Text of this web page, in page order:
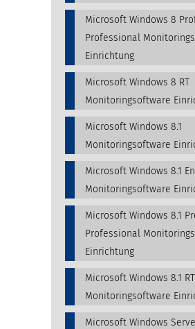
Microsoft Windows 8
Professional
Einrichtung
Microsoft Windows 8 RT
Monitoringsoftware
Microsoft Windows 8.1
Monitoringsoftware
Microsoft Windows 8.1
Monitoringsoftware
Microsoft Windows 8.1
Professional
Einrichtung
Microsoft Windows 8.1 RT
Monitoringsoftware
Microsoft Windows